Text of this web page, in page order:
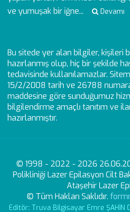
ve yumuşak bir iğne...
Devamı
Bu sitede yer alan bilgiler, kişileri
hazırlanmış olup, hiç bir şekilde
tedavisinde kullanılamazlar.
15/2/2008 tarih ve 26788
maddesine göre sunduğumuz
bilgilendirme amaçlı tanıtım ve
hazırlanmıştır.
© 1998 - 2022 - 2026
Polikliniği Lazer Epilasyon Cilt
Ataşehir Lazer
© Tüm Hakları Saklıdır.
Editör: Truva Bilgisayar Emre